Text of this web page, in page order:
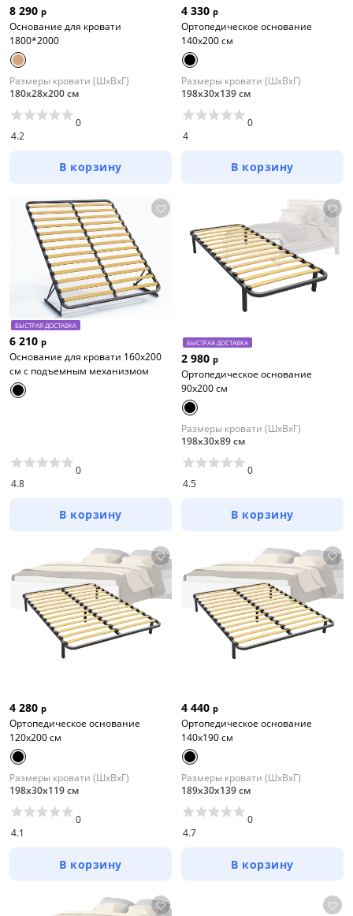
8 290 р
Основание для кровати
1800*2000
Размеры кровати (ШхВхГ)
180х28х200 см
4.2
0
В корзину
4 330 р
Ортопедическое основание
140х200 см
Размеры кровати (ШхВхГ)
198х30х139 см
4
0
В корзину
БЫСТРАЯ ДОСТАВКА
6 210 р
Основание для кровати 160х200
см с подъемным механизмом
4.8
0
В корзину
БЫСТРАЯ ДОСТАВКА
2 980 р
Ортопедическое основание
90х200 см
Размеры кровати (ШхВхГ)
198х30х89 см
4.5
0
В корзину
4 280 р
Ортопедическое основание
120х200 см
Размеры кровати (ШхВхГ)
198х30х119 см
4.1
0
В корзину
4 440 р
Ортопедическое основание
140х190 см
Размеры кровати (ШхВхГ)
189х30х139 см
4.7
0
В корзину